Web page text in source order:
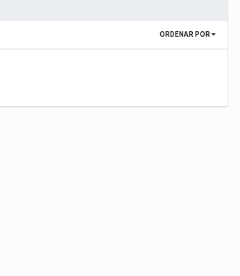
ORDENAR POR